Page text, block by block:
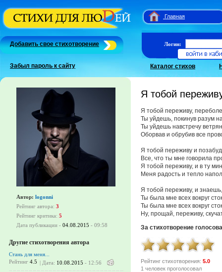
Главная
Добавить свое стихотворение
Забыл пароль к сайту
Логин:
Каталог стихов
Автор: logonni
Рейтинг автора: 3
Рейтинг критика: 5
Дата публикации - 04.08.2015 - 09:58
Другие стихотворения автора
Стань для меня...
Рейтинг 4.5 | Дата: 10.08.2015 - 12:56
Я тобой
Я тобой переживу,
Ты уйдешь, покинув разум
Ты уйдешь навстречу
Оборвав и обрубив все
Я тобой переживу и
Все, что ты мне говорила
Я тобой переживу, и в ту
Меня радость и тепло
Я тобой переживу, и
Ты была мне всех вокруг
Ты была мне всех вокруг
Ну, прощай, переживу,
За стихотворение
Рейтинг стихотворения: 5.0
1 человек проголосовал